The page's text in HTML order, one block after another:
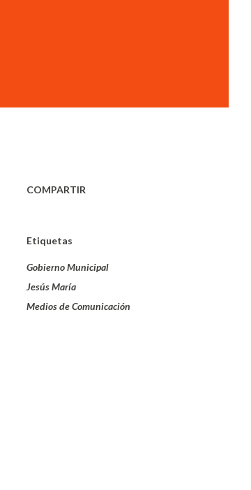
COMPARTIR
Etiquetas
Gobierno Municipal
Jesús María
Medios de Comunicación